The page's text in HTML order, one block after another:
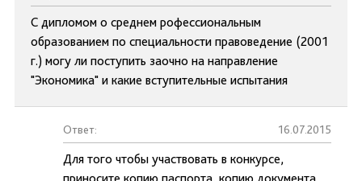
С дипломом о среднем рофессиональным
образованием по специальности правоведение (2001
г.) могу ли поступить заочно на направление
"Экономика" и какие вступительные испытания
Ответ: 16.07.2015
Для того чтобы участвовать в конкурсе,